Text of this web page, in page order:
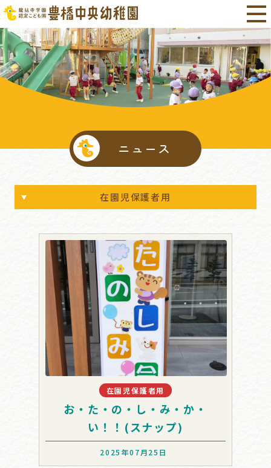
ニュース
在園児保護者用
お知らせ
イベント
在園児保護者用
お・た・の・し・み・か・
い！！(スナップ)
2025年07月25日